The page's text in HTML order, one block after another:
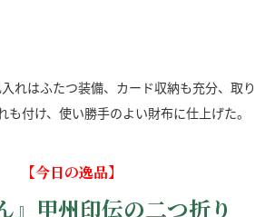
れはふたつ装備、カード収納も充分、取り
も付け、使い勝手のよい財布に仕上げた。
【今日の逸品】
』甲州印伝の二つ折り